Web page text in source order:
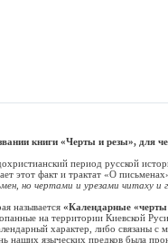
книги «Черты и резы», для
период русской
этот факт и трактат «О
но чертами и урезами читаху и
называется «Календарные
на территории Киевской
характер, либо связаны с
наших языческих предков была